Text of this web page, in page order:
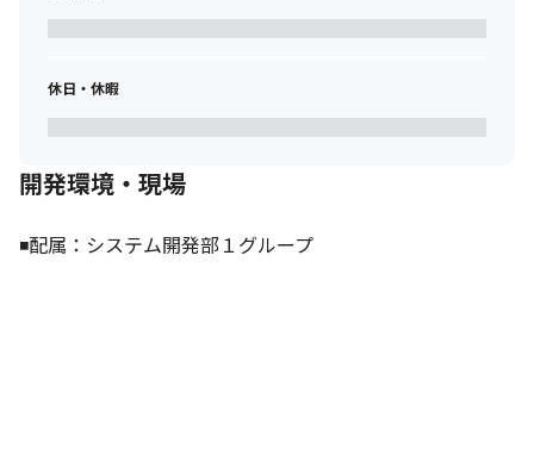
休日・休暇
開発環境・現場
◾️配属：システム開発部１グループ